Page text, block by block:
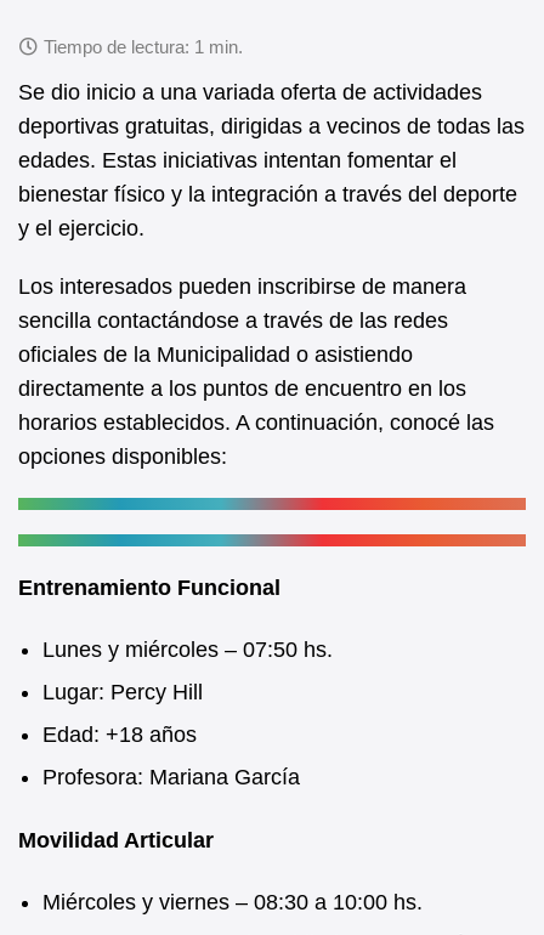
c
e
b
o
o
k
at
s
A
p
p
Se dio inicio a una variada oferta de actividades
deportivas gratuitas, dirigidas a vecinos de todas las
edades. Estas iniciativas intentan fomentar el
bienestar físico y la integración a través del deporte
y el ejercicio.
Los interesados pueden inscribirse de manera
sencilla contactándose a través de las redes
oficiales de la Municipalidad o asistiendo
directamente a los puntos de encuentro en los
horarios establecidos. A continuación, conocé las
opciones disponibles:
Entrenamiento Funcional
Lunes y miércoles – 07:50 hs.
Lugar: Percy Hill
Edad: +18 años
Profesora: Mariana García
Movilidad Articular
Miércoles y viernes – 08:30 a 10:00 hs.